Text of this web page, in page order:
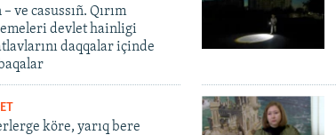
ve casussıñ. Qırım
devlet hainligi
daqqalar içinde
köre, yarıq bere